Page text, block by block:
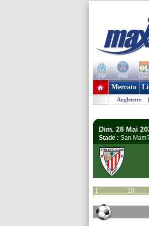
OM PSG Lyon
+ de clubs
Mercato
Angleterre |
Dim. 28 Mai
Stade : San
1 10